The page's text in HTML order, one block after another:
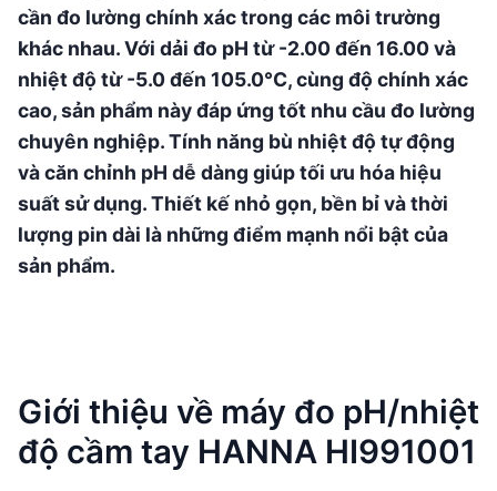
cần đo lường chính xác trong các môi trường
khác nhau. Với dải đo pH từ -2.00 đến 16.00 và
nhiệt độ từ -5.0 đến 105.0°C, cùng độ chính xác
cao, sản phẩm này đáp ứng tốt nhu cầu đo lường
chuyên nghiệp. Tính năng bù nhiệt độ tự động
và căn chỉnh pH dễ dàng giúp tối ưu hóa hiệu
suất sử dụng. Thiết kế nhỏ gọn, bền bỉ và thời
lượng pin dài là những điểm mạnh nổi bật của
sản phẩm.
Giới thiệu về máy đo pH/nhiệt
độ cầm tay HANNA HI991001